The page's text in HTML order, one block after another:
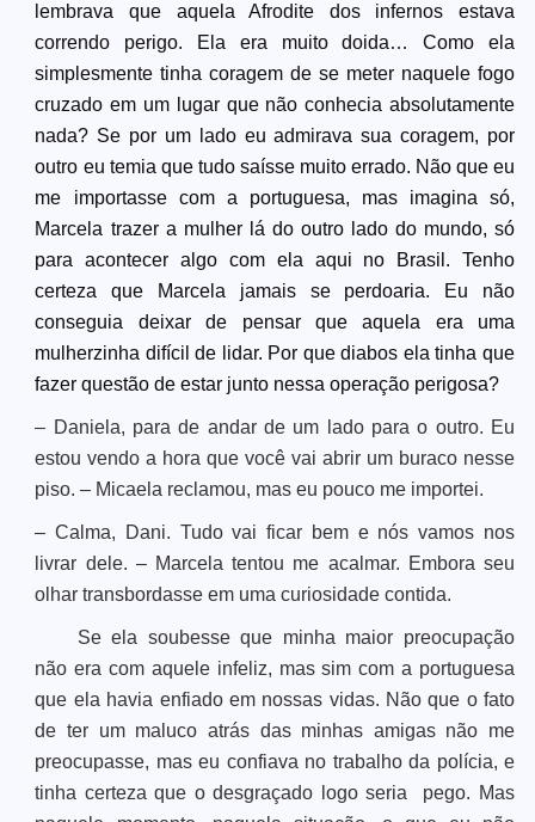
lembrava que aquela Afrodite dos infernos estava
correndo perigo. Ela era muito doida… Como ela
simplesmente tinha coragem de se meter naquele fogo
cruzado em um lugar que não conhecia absolutamente
nada? Se por um lado eu admirava sua coragem, por
outro eu temia que tudo saísse muito errado. Não que eu
me importasse com a portuguesa, mas imagina só,
Marcela trazer a mulher lá do outro lado do mundo, só
para acontecer algo com ela aqui no Brasil. Tenho
certeza que Marcela jamais se perdoaria. Eu não
conseguia deixar de pensar que aquela era uma
mulherzinha difícil de lidar. Por que diabos ela tinha que
fazer questão de estar junto nessa operação perigosa?
– Daniela, para de andar de um lado para o outro. Eu
estou vendo a hora que você vai abrir um buraco nesse
piso. – Micaela reclamou, mas eu pouco me importei.
– Calma, Dani. Tudo vai ficar bem e nós vamos nos
livrar dele. – Marcela tentou me acalmar. Embora seu
olhar transbordasse em uma curiosidade contida.
Se ela soubesse que minha maior preocupação
não era com aquele infeliz, mas sim com a portuguesa
que ela havia enfiado em nossas vidas. Não que o fato
de ter um maluco atrás das minhas amigas não me
preocupasse, mas eu confiava no trabalho da polícia, e
tinha certeza que o desgraçado logo seria pego. Mas